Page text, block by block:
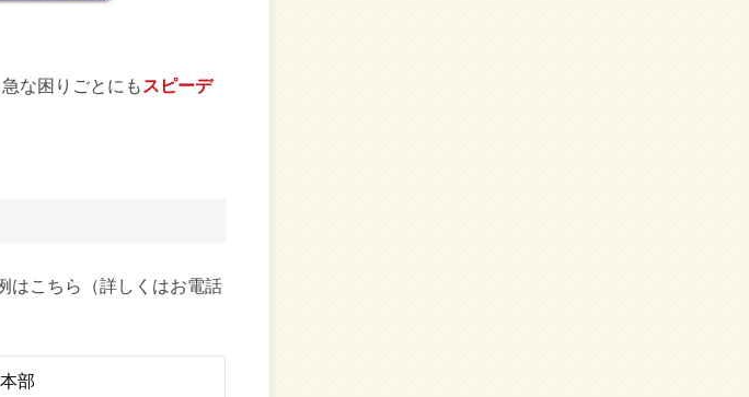
な困りごとにも スピーデ
はこちら（詳しくはお電話
部